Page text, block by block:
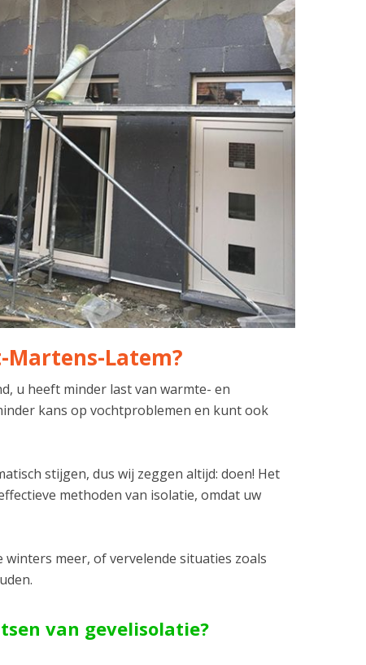
Latem?
u heeft minder last van warmte- en
kans op vochtproblemen en kunt ook
stijgen, dus wij zeggen altijd: doen! Het
methoden van isolatie, omdat uw
meer, of vervelende situaties zoals
van gevelisolatie?